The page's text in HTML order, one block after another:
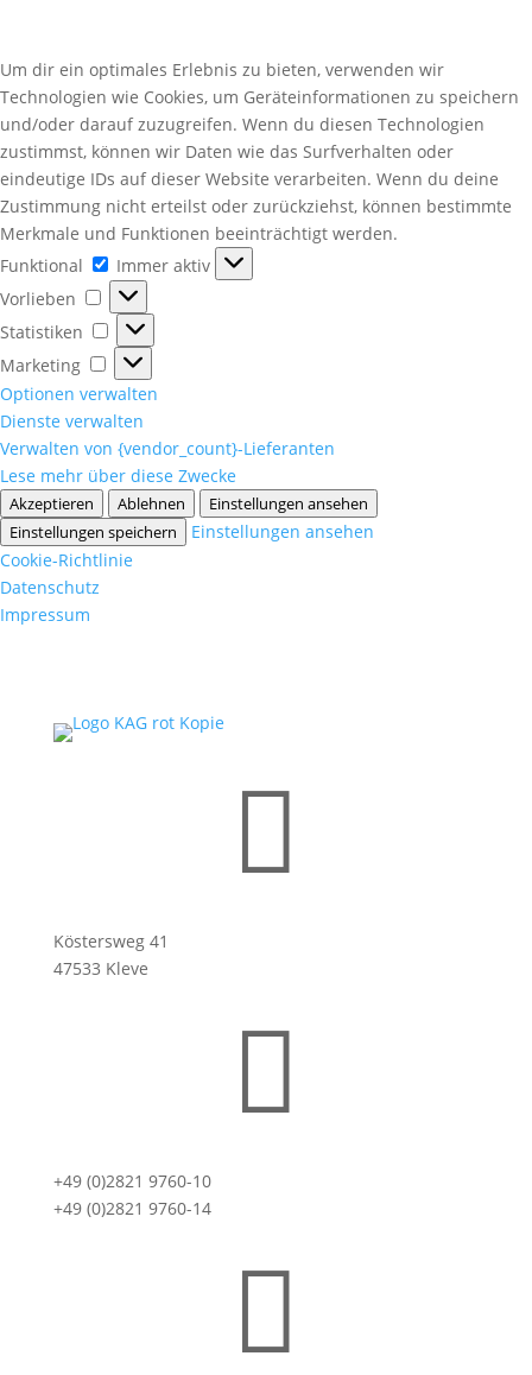
Um dir ein optimales Erlebnis zu bieten, verwenden wir
Technologien wie Cookies, um Geräteinformationen zu speichern
und/oder darauf zuzugreifen. Wenn du diesen Technologien
zustimmst, können wir Daten wie das Surfverhalten oder
eindeutige IDs auf dieser Website verarbeiten. Wenn du deine
Zustimmung nicht erteilst oder zurückziehst, können bestimmte
Merkmale und Funktionen beeinträchtigt werden.
Funktional
Funktional
Immer aktiv
Vorlieben
Vorlieben
Statistiken
Statistiken
Marketing
Marketing
Optionen verwalten
Dienste verwalten
Verwalten von {vendor_count}-Lieferanten
Lese mehr über diese Zwecke
Akzeptieren Ablehnen
Einstellungen ansehen
Einstellungen speichern
Einstellungen ansehen
Cookie-Richtlinie
Datenschutz
Impressum

Köstersweg 41
47533 Kleve

+49 (0)2821 9760-10
+49 (0)2821 9760-14
